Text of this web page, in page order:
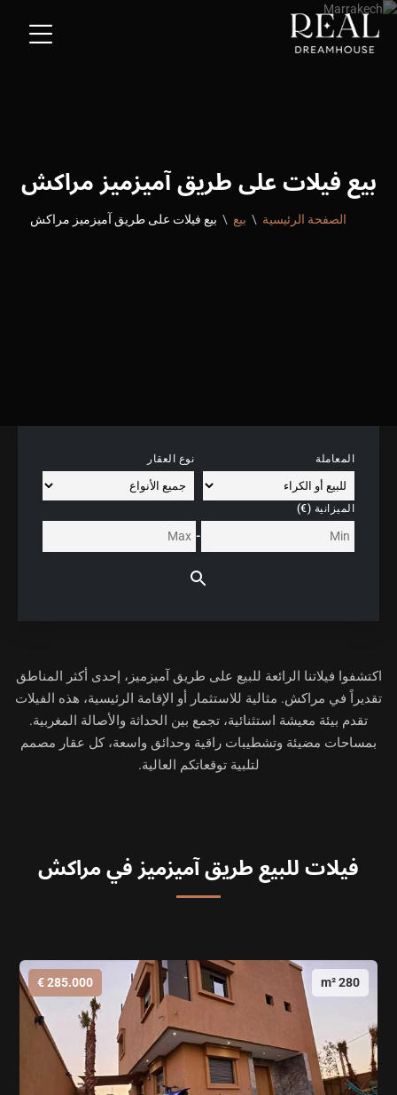
بيع فيلات على طريق آميزميز مراكش
الصفحة الرئيسية بيع بيع فيلات على طريق آميزميز مراكش
المعاملة نوع العقار
الميزانية (€)
-
اكتشفوا فيلاتنا الرائعة للبيع على طريق آميزميز ، إحدى أكثر المناطق
تقديراً في مراكش. مثالية للاستثمار أو الإقامة الرئيسية، هذه الفيلات
تقدم بيئة معيشة استثنائية، تجمع بين الحداثة والأصالة المغربية.
بمساحات مضيئة وتشطيبات راقية وحدائق واسعة، كل عقار مصمم
لتلبية توقعاتكم العالية.
فيلات للبيع طريق آميزميز في مراكش
280 m²
285.000 €